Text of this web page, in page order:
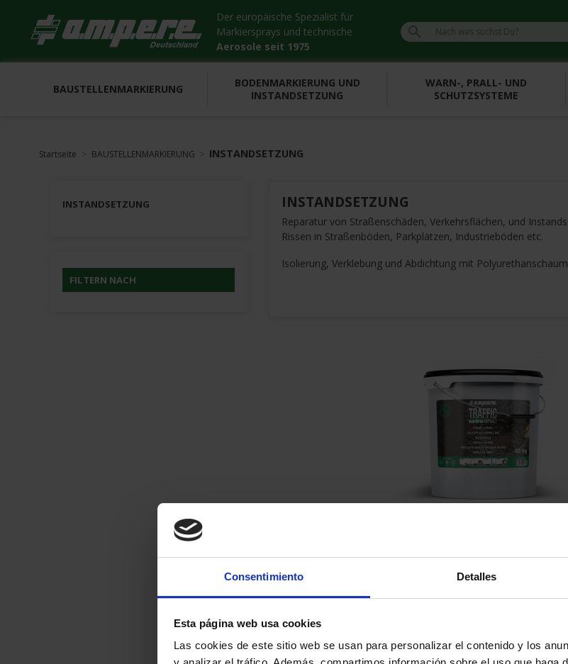
Consentimiento Detalles
Esta página web usa cookies
Las cookies de este sitio web se usan para personalizar el contenido y los
Der europäische Spezialist für
Markiersprays und technische
Aerosole seit 1975

BAUSTELLENMARKIERUNG
BODENMARKIERUNG UND
INSTANDSETZUNG
WARN-, PRALL- UND
SCHUTZSYSTEME
Startseite BAUSTELLENMARKIERUNG INSTANDSETZUNG
INSTANDSETZUNG
FILTERN NACH
INSTANDSETZUNG
Reparatur von Straßenschäden, Verkehrsflächen, und
Rissen in Straßenböden, Parkplätzen, Industrieböden etc.
Isolierung, Verklebung und Abdichtung mit